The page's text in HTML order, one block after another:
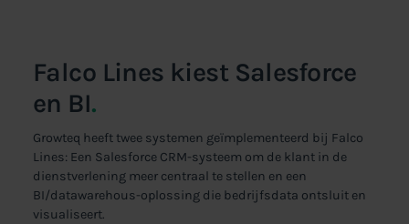
Falco Lines kiest Salesforce
en BI.
Growteq heeft twee systemen geïmplementeerd bij Falco
Lines: Een Salesforce CRM-systeem om de klant in de
dienstverlening meer centraal te stellen en een
BI/datawarehous-oplossing die bedrijfsdata ontsluit en
visualiseert.